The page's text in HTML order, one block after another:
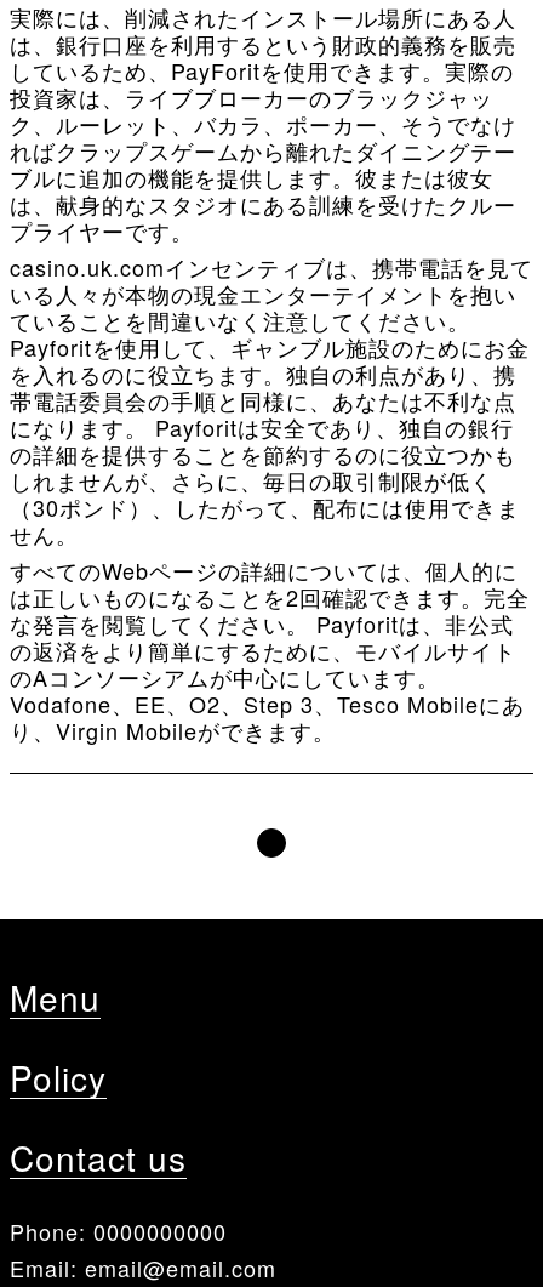
実際には、削減されたインストール場所にある人
は、銀行口座を利用するという財政的義務を販売
しているため、PayForitを使用できます。実際の
投資家は、ライブブローカーのブラックジャッ
ク、ルーレット、バカラ、ポーカー、そうでなけ
ればクラップスゲームから離れたダイニングテー
ブルに追加の機能を提供します。彼または彼女
は、献身的なスタジオにある訓練を受けたクルー
プライヤーです。
casino.uk.comインセンティブは、携帯電話を見て
いる人々が本物の現金エンターテイメントを抱い
ていることを間違いなく注意してください。
Payforitを使用して、ギャンブル施設のためにお金
を入れるのに役立ちます。独自の利点があり、携
帯電話委員会の手順と同様に、あなたは不利な点
になります。 Payforitは安全であり、独自の銀行
の詳細を提供することを節約するのに役立つかも
しれませんが、さらに、毎日の取引制限が低く
（30ポンド）、したがって、配布には使用できま
せん。
すべてのWebページの詳細については、個人的に
は正しいものになることを2回確認できます。完全
な発言を閲覧してください。 Payforitは、非公式
の返済をより簡単にするために、モバイルサイト
のAコンソーシアムが中心にしています。
Vodafone、EE、O2、Step 3、Tesco Mobileにあ
り、Virgin Mobileができます。
Menu
Policy
Contact us
Phone: 0000000000
Email: email@email.com